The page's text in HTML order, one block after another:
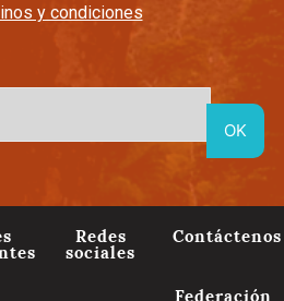
y condiciones
Redes
sociales
Contáctenos
Federación